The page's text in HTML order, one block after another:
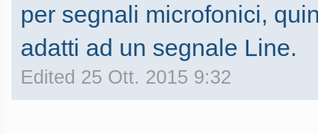
per segnali microfonici,
adatti ad un segnale Line.
Edited 25 Ott. 2015 9:32